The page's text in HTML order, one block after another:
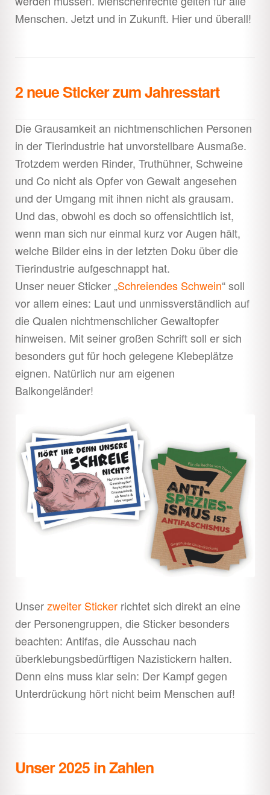
Menschen. Jetzt und in Zukunft. Hier und überall!
2 neue Sticker zum Jahresstart
Die Grausamkeit an nichtmenschlichen Personen
in der Tierindustrie hat unvorstellbare Ausmaße.
Trotzdem werden Rinder, Truthühner, Schweine
und Co nicht als Opfer von Gewalt angesehen
und der Umgang mit ihnen nicht als grausam.
Und das, obwohl es doch so offensichtlich ist,
wenn man sich nur einmal kurz vor Augen hält,
welche Bilder eins in der letzten Doku über die
Tierindustrie aufgeschnappt hat.
Unser neuer Sticker „Schreiendes Schwein“ soll
vor allem eines: Laut und unmissverständlich auf
die Qualen nichtmenschlicher Gewaltopfer
hinweisen. Mit seiner großen Schrift soll er sich
besonders gut für hoch gelegene Klebeplätze
eignen. Natürlich nur am eigenen
Balkongeländer!
Unserzweiter Sticker richtet sich direkt an eine
der Personengruppen, die Sticker besonders
beachten: Antifas, die Ausschau nach
überklebungsbedürftigen Nazistickern halten.
Denn eins muss klar sein: Der Kampf gegen
Unterdrückung hört nicht beim Menschen auf!
Unser 2025 in Zahlen